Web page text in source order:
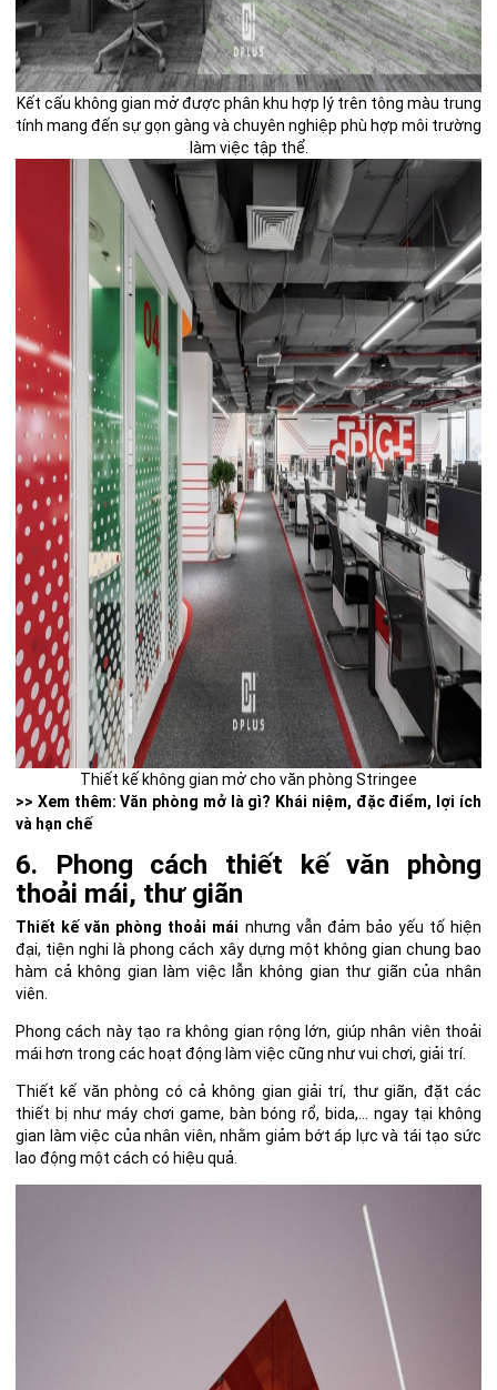
Kết cấu không gian mở được phân khu hợp lý trên tông màu trung
tính mang đến sự gọn gàng và chuyên nghiệp phù hợp môi trường
làm việc tập thể.
Thiết kế không gian mở cho văn phòng Stringee
>> Xem thêm: Văn phòng mở là gì? Khái niệm, đặc điểm, lợi ích
và hạn chế
6. Phong cách thiết kế văn phòng
thoải mái, thư giãn
Thiết kế văn phòng thoải mái nhưng vẫn đảm bảo yếu tố hiện
đại, tiện nghi là phong cách xây dựng một không gian chung bao
hàm cả không gian làm việc lẫn không gian thư giãn của nhân
viên.
Phong cách này tạo ra không gian rộng lớn, giúp nhân viên thoải
mái hơn trong các hoạt động làm việc cũng như vui chơi, giải trí.
Thiết kế văn phòng có cả không gian giải trí, thư giãn, đặt các
thiết bị như máy chơi game, bàn bóng rổ, bida,… ngay tại không
gian làm việc của nhân viên, nhằm giảm bớt áp lực và tái tạo sức
lao động một cách có hiệu quả.